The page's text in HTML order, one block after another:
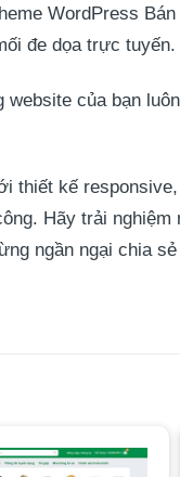
WordPress
đe dọa trực tuyến.
website của bạn
thiết kế
Hãy trải
ngần ngại chia